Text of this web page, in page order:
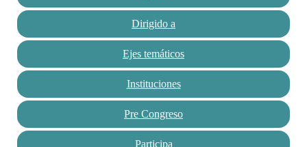
Dirigido a
Ejes temáticos
Instituciones
Pre Congreso
Participa